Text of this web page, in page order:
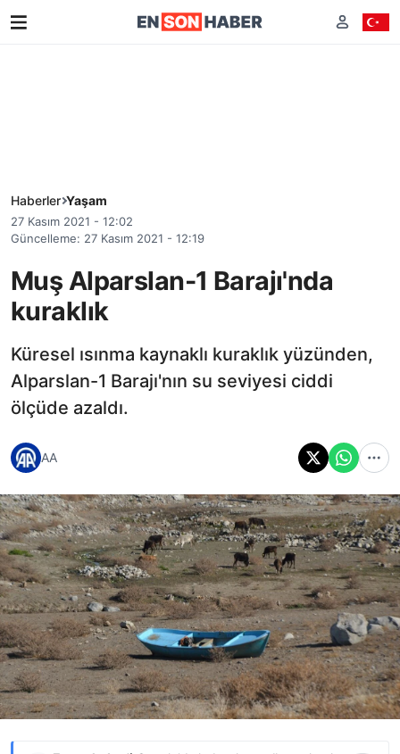
Haberler Yaşam
27 Kasım 2021 - 12:02
Güncelleme: 27 Kasım 2021 - 12:19
Muş Alparslan-1 Barajı'nda
kuraklık
Küresel ısınma kaynaklı kuraklık yüzünden,
Alparslan-1 Barajı'nın su seviyesi ciddi
ölçüde azaldı.
AA